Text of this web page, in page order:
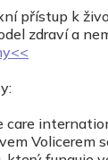
přístup k
zdraví a
care
Volicerem